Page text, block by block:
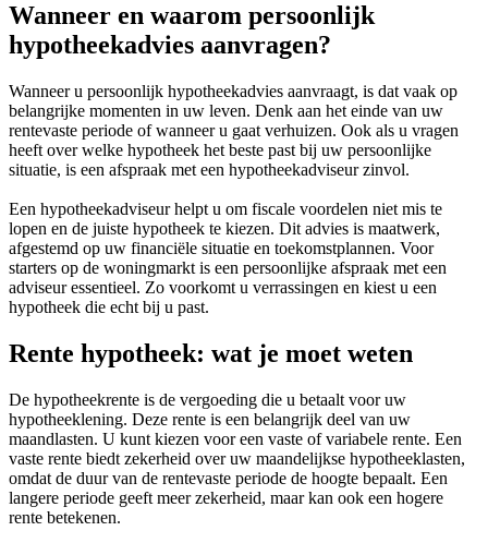
Wanneer en waarom persoonlijk
hypotheekadvies aanvragen?
Wanneer u persoonlijk hypotheekadvies aanvraagt, is dat vaak op
belangrijke momenten in uw leven. Denk aan het einde van uw
rentevaste periode of wanneer u gaat verhuizen. Ook als u vragen
heeft over welke hypotheek het beste past bij uw persoonlijke
situatie, is een afspraak met een hypotheekadviseur zinvol.
Een hypotheekadviseur helpt u om fiscale voordelen niet mis te
lopen en de juiste hypotheek te kiezen. Dit advies is maatwerk,
afgestemd op uw financiële situatie en toekomstplannen. Voor
starters op de woningmarkt is een persoonlijke afspraak met een
adviseur essentieel. Zo voorkomt u verrassingen en kiest u een
hypotheek die echt bij u past.
Rente hypotheek: wat je moet weten
De hypotheekrente is de vergoeding die u betaalt voor uw
hypotheeklening. Deze rente is een belangrijk deel van uw
maandlasten. U kunt kiezen voor een vaste of variabele rente. Een
vaste rente biedt zekerheid over uw maandelijkse hypotheeklasten,
omdat de duur van de rentevaste periode de hoogte bepaalt. Een
langere periode geeft meer zekerheid, maar kan ook een hogere
rente betekenen.